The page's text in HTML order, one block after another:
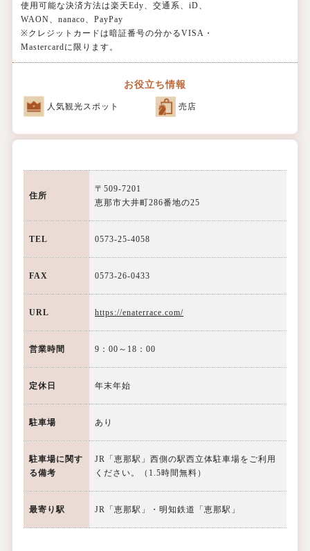
使用可能な決済方法は楽天Edy、交通系、iD、
WAON、nanaco、PayPay
※クレジットカードは暗証番号の分かるVISA・
Mastercardに限ります。
お役立ち情報
人気観光スポット 売店
住所
〒509-7201
恵那市大井町286番地の25
TEL 0573-25-4058
FAX 0573-26-0433
URL https://enaterrace.com/
営業時間 9：00～18：00
定休日 年末年始
駐車場 あり
駐車場に関す
る備考
JR「恵那駅」西側の駅西立体駐車場をご利用
ください。（1.5時間無料）
最寄り駅 JR「恵那駅」・明知鉄道「恵那駅」